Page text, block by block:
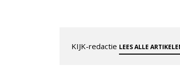
KIJK-redactie LEES ALLE